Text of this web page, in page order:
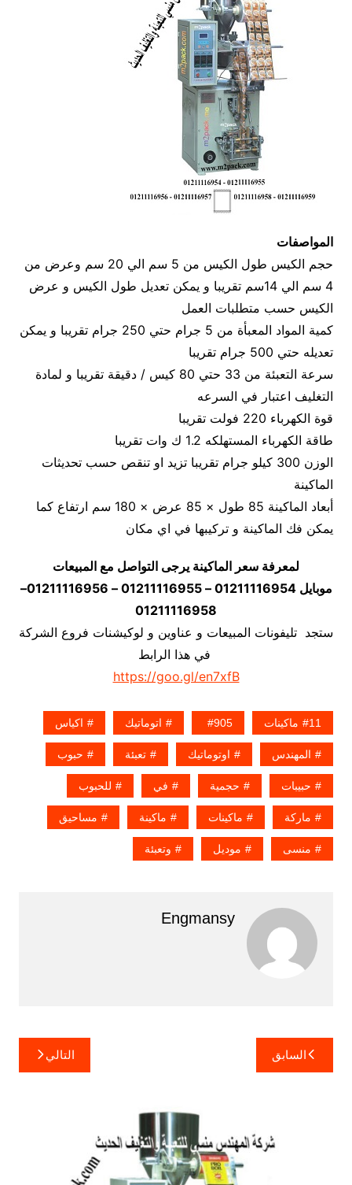
المواصفات
حجم الكيس طول الكيس من 5 سم الي 20 سم وعرض من
4 سم الي 14سم تقريبا و يمكن تعديل طول الكيس و عرض
الكيس حسب متطلبات العمل
كمية المواد المعبأة من 5 جرام حتي 250 جرام تقريبا و يمكن
تعديله حتي 500 جرام تقريبا
سرعة التعبئة من 33 حتي 80 كيس / دقيقة تقريبا و لمادة
التغليف اعتبار في السرعه
قوة الكهرباء 220 فولت تقريبا
طاقة الكهرباء المستهلكه 1.2 ك وات تقريبا
الوزن 300 كيلو جرام تقريبا تزيد او تنقص حسب تحديثات
الماكينة
أبعاد الماكينة 85 طول × 85 عرض × 180 سم ارتفاع كما
يمكن فك الماكينة و تركيبها في اي مكان
لمعرفة سعر الماكينة يرجى التواصل مع المبيعات
موبايل 01211116954 – 01211116955 – 01211116956–
01211116958
ستجد تليفونات المبيعات و عناوين و لوكيشنات فروع الشركة
في هذا الرابط
https://goo.gl/en7xfB
11ماكينات 905 اتوماتيك اكياس
المهندس اوتوماتيك تعبئة حبوب
حبيبات حجمية في للحبوب
ماركة ماكينات ماكينة مساحيق
منسى موديل وتعبئة
Engmansy
تصفّح
المقالات
السابق التالي